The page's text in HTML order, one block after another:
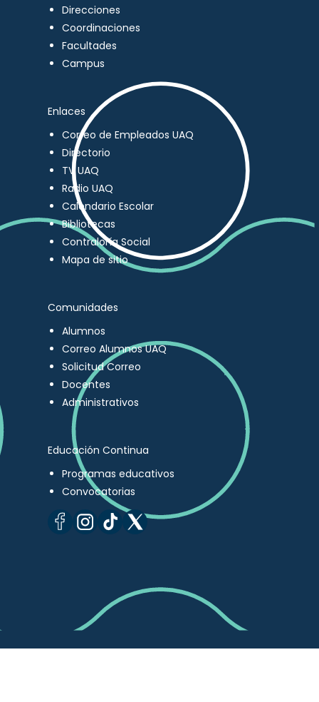
Direcciones
Coordinaciones
Facultades
Campus
Enlaces
Correo de Empleados UAQ
Directorio
TV UAQ
Radio UAQ
Calendario Escolar
Bibliotecas
Contraloría Social
Mapa de sitio
Comunidades
Alumnos
Correo Alumnos UAQ
Solicitud Correo
Docentes
Administrativos
Educación Continua
Programas educativos
Convocatorias